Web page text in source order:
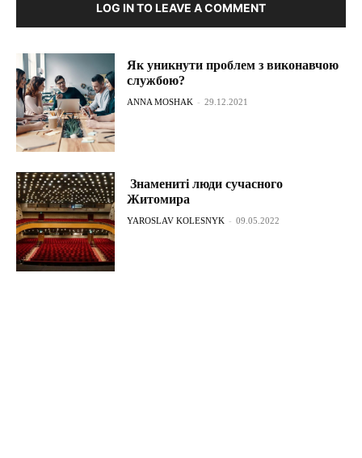
LOG IN TO LEAVE A COMMENT
Як уникнути проблем з виконавчою
службою?
ANNA MOSHAK - 29.12.2021
Знамениті люди сучасного
Житомира
YAROSLAV KOLESNYK - 09.05.2022